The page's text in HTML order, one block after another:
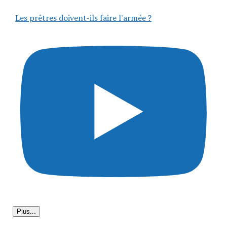
Les prêtres doivent-ils faire l'armée ?
Plus...